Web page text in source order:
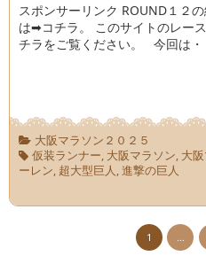
スポンサーリンク ROUND１２
は➡コチラ。 このサイトのレー
チラをご覧ください。 今回は
大阪マラソン２０２５
仮装ランナー, 大阪マラソン, 大
ーレン, 超大型巨人,進撃の巨人
1 …